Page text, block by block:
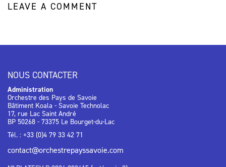
LEAVE A COMMENT
NOUS CONTACTER
Administration
Orchestre des Pays de Savoie
Bâtiment Koala - Savoie Technolac
17, rue Lac Saint André
BP 50268 - 73375 Le Bourget-du-Lac
Tél. : +33 (0)4 79 33 42 71
contact@orchestrepayssavoie.com